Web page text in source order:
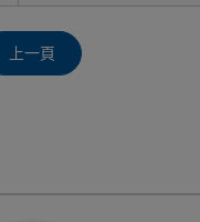
上一頁